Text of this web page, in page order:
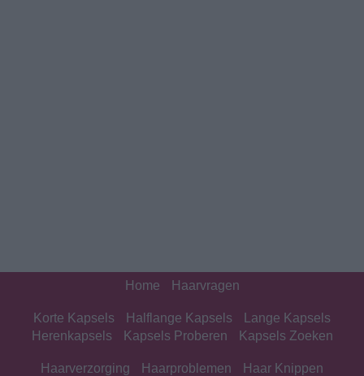
Home Haarvragen
Korte Kapsels Halflange Kapsels
Lange Kapsels
Herenkapsels
Kapsels Proberen Kapsels Zoeken
Haarverzorging Haarproblemen Haar Knippen